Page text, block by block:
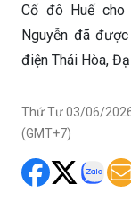
Cố đô Huế
Nguyễn đã
điện Thái Hòa,
Thứ Tư 03/06/
(GMT+7)